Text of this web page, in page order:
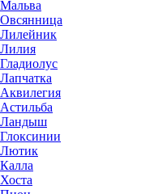
Мальва
Овсянница
Лилейник
Лилия
Гладиолус
Лапчатка
Аквилегия
Астильба
Ландыш
Глоксинии
Лютик
Калла
Хоста